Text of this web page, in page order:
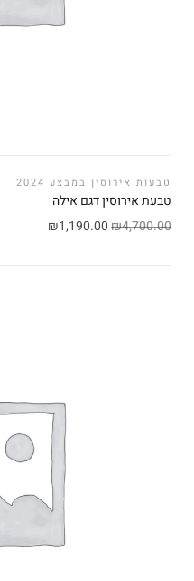
טבעות אירוסין במבצע 2024
טבעת אירוסין דגם אילה
₪4,700.00
₪1,190.00